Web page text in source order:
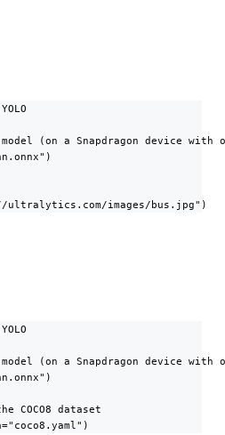
(on a Snapdragon device with
images/bus.jpg")
(on a Snapdragon device with
COCO8 dataset